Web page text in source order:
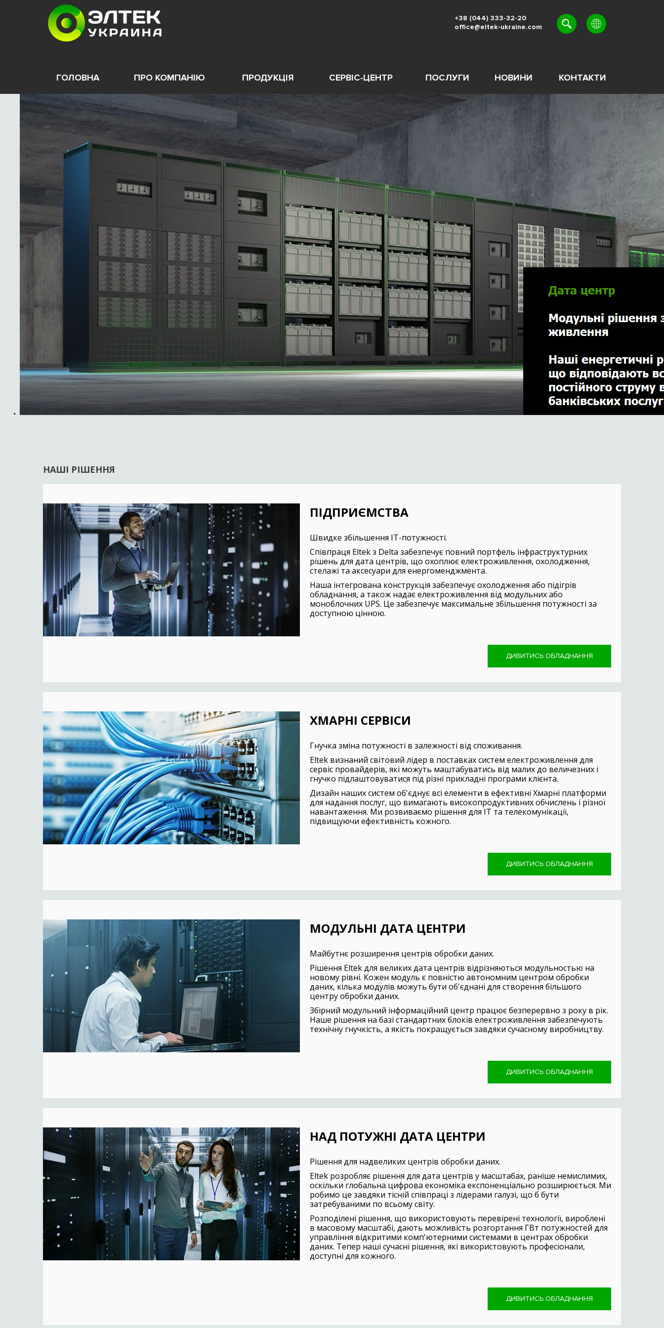
+38 (044) 333-32-20
office@eltek-ukraine.com
ГОЛОВНА ПРО КОМПАНІЮ ПРОДУКЦІЯ СЕРВІС-ЦЕНТР ПОСЛУГИ НОВИНИ КОНТАКТИ
НАШІ РІШЕННЯ
ПІДПРИЄМСТВА
Швидке збільшення ІТ-потужності.
Співпраця Eltek з Delta забезпечує повний портфель інфраструктурних
рішень для дата центрів, що охоплює електроживлення, охолодження,
стелажі та аксесуари для енергоменджмента.
Наша інтегрована конструкція забезпечує охолодження або підігрів
обладнання, а також надає електроживлення від модульних або
моноблочних UPS. Це забезпечує максимальне збільшення потужності за
доступною цінною.
ДИВИТИСЬ ОБЛАДНАННЯ
XМАРНІ СЕРВІСИ
Гнучка зміна потужності в залежності від споживання.
Eltek визнаний світовий лідер в поставках систем електроживлення для
сервіс провайдерів, які можуть маштабуватись від малих до величезних і
гнучко підлаштовуватися під різні прикладні програми клієнта.
Дизайн наших систем об'єднує всі елементи в ефективні Хмарні платформи
для надання послуг, що вимагають високопродуктивних обчислень і різної
навантаження. Ми розвиваємо рішення для ІТ та телекомунікації,
підвищуючи ефективність кожного.
ДИВИТИСЬ ОБЛАДНАННЯ
МОДУЛЬНІ ДАТА ЦЕНТРИ
Майбутнє розширення центрів обробки даних.
Рішення Eltek для великих дата центрів відрізняються модульностью на
новому рівні. Кожен модуль є повністю автономним центром обробки
даних, кілька модулів можуть бути об'єднані для створення більшого
центру обробки даних.
Збірний модульний інформаційний центр працює безперервно з року в рік.
Наше рішення на базі стандартних блоків електроживлення забезпечують
технічну гнучкість, а якість покращується завдяки сучасному виробництву.
ДИВИТИСЬ ОБЛАДНАННЯ
НАД ПОТУЖНІ ДАТА ЦЕНТРИ
Рішення для надвеликих центрів обробки даних.
Eltek розробляє рішення для дата центрів у масштабах, раніше немислимих,
оскільки глобальна цифрова економіка експоненціально розширюється. Ми
робимо це завдяки тісній співпраці з лідерами галузі, що б бути
затребуваними по всьому світу.
Розподілені рішення, що використовують перевірені технології, вироблені
в масовому масштабі, дають можливість розгортання ГВт потужностей для
управління відкритими комп'ютерними системами в центрах обробки
даних. Тепер наші сучасні рішення, які використовують професіонали,
доступні для кожного.
ДИВИТИСЬ ОБЛАДНАННЯ